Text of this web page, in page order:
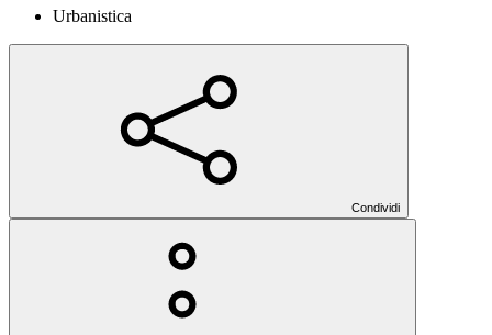
Urbanistica
Condividi